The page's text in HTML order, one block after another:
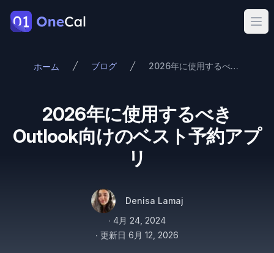
OneCal
ホーム ブログ 2026年に使用するべきOutlook向けのベスト予約アプリ
2026年に使用するべき
Outlook向けのベスト予約アプ
リ
著者
名前
Twitter
Denisa Lamaj
公開日
∙ 4月 24, 2024
∙ 更新日 6月 12, 2026